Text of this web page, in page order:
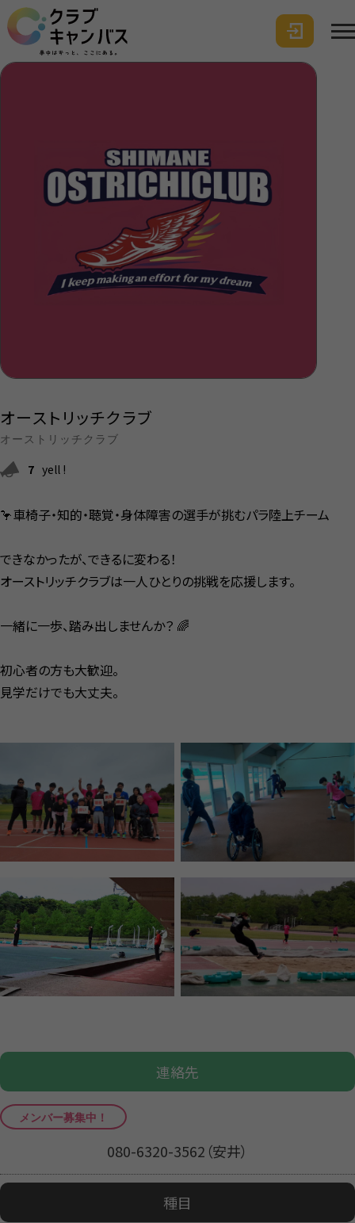
オーストリッチクラブ
オーストリッチクラブ
7 yell !
🦩車椅子・知的・聴覚・身体障害の選手が挑むパラ陸上チーム
できなかったが、できるに変わる！
オーストリッチクラブは一人ひとりの挑戦を応援します。
一緒に一歩、踏み出しませんか？ 🌈
初心者の方も大歓迎。
見学だけでも大丈夫。
連絡先
080-6320-3562（安井）
種目